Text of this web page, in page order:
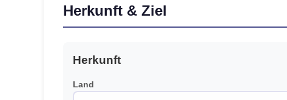
Herkunft & Ziel
Herkunft
Land